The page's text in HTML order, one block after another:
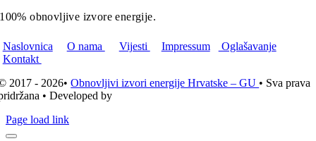
100% obnovljive izvore energije.
Naslovnica O nama Vijesti Impressum
Oglašavanje
Kontakt
2017 - 2026•Obnovljivi izvori energije Hrvatske – GU • Sva prava
• Developed by
Page load link